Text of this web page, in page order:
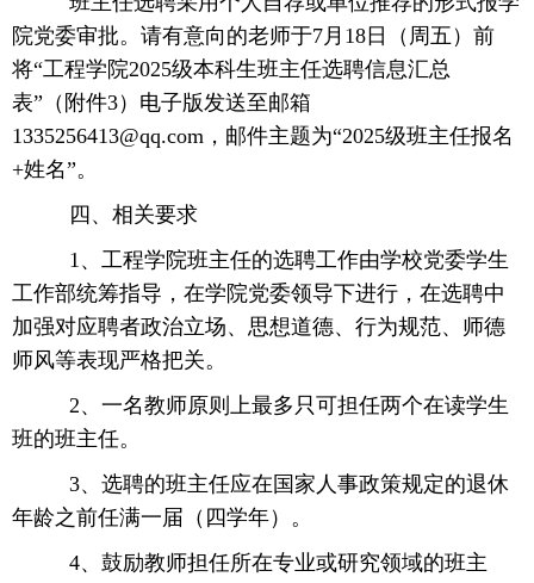
院党委审批。请有意向的老师于7月18日（周五）前
将“工程学院2025级本科生班主任选聘信息汇总
表”（附件3）电子版发送至邮箱
1335256413@qq.com，邮件主题为“2025级班主任报名
+姓名”。
四、相关要求
1、工程学院班主任的选聘工作由学校党委学生
工作部统筹指导，在学院党委领导下进行，在选聘中
加强对应聘者政治立场、思想道德、行为规范、师德
师风等表现严格把关。
2、一名教师原则上最多只可担任两个在读学生
班的班主任。
3、选聘的班主任应在国家人事政策规定的退休
年龄之前任满一届（四学年）。
4、鼓励教师担任所在专业或研究领域的班主